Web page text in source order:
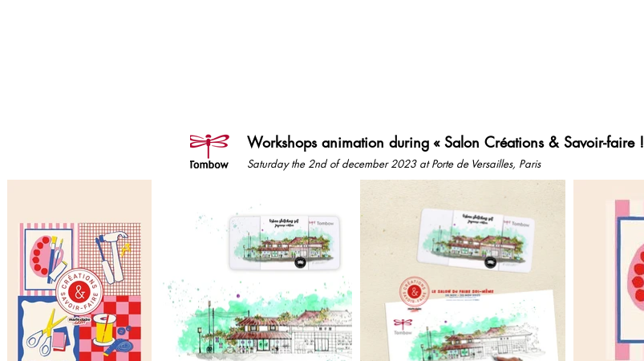
Workshops animation during « Salon Créations & Savoir-faire !
Saturday the 2nd ofdecember 2023 at Porte de Versailles, Paris